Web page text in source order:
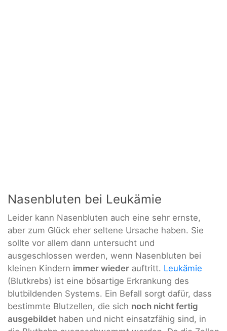
Nasenbluten bei Leukämie
Leider kann Nasenbluten auch eine sehr ernste,
aber zum Glück eher seltene Ursache haben. Sie
sollte vor allem dann untersucht und
ausgeschlossen werden, wenn Nasenbluten bei
kleinen Kindern immer wieder auftritt. Leukämie
(Blutkrebs) ist eine bösartige Erkrankung des
blutbildenden Systems. Ein Befall sorgt dafür, dass
bestimmte Blutzellen, die sich noch nicht fertig
ausgebildet haben und nicht einsatzfähig sind, in